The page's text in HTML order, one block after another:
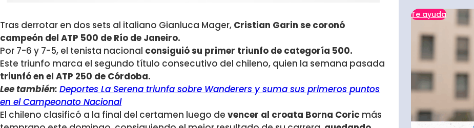
Tras derrotar en dos sets al italiano Gianluca Mager, Cristian Garin se coronó
campeón del ATP 500 de Río de Janeiro.
Por 7-6 y 7-5, el tenista nacional consiguió su primer triunfo de categoría 500.
Este triunfo marca el segundo título consecutivo del chileno, quien la semana pasada
triunfó en el ATP 250 de Córdoba.
Lee también: Deportes La Serena triunfa sobre Wanderers y suma sus primeros puntos
en el Campeonato Nacional
El chileno clasificó a la final del certamen luego de vencer al croata Borna Coric más
Te ayuda